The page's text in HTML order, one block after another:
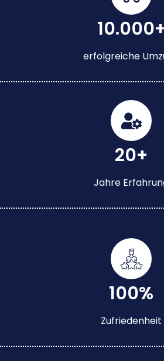
10.000+
erfolgreiche
20+
Jahre
100%
Zufriedenheit